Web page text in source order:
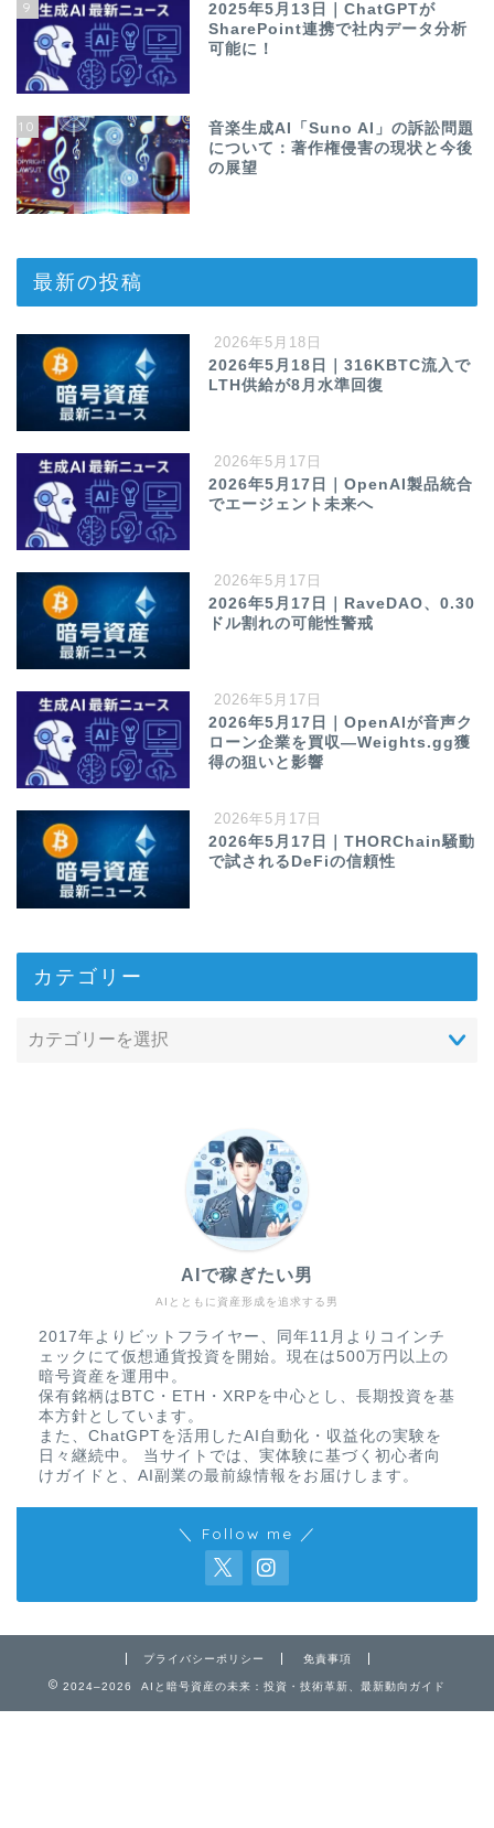
9
2025年5月13日｜ChatGPTが
SharePoint連携で社内データ分析
可能に！
10
音楽生成AI「Suno AI」の訴訟問題
について：著作権侵害の現状と今後
の展望
最新の投稿
2026年5月18日
2026年5月18日｜316KBTC流入で
LTH供給が8月水準回復
2026年5月17日
2026年5月17日｜OpenAI製品統合
でエージェント未来へ
2026年5月17日
2026年5月17日｜RaveDAO、0.30
ドル割れの可能性警戒
2026年5月17日
2026年5月17日｜OpenAIが音声ク
ローン企業を買収—Weights.gg獲
得の狙いと影響
2026年5月17日
2026年5月17日｜THORChain騒動
で試されるDeFiの信頼性
カテゴリー
AIとともに資産形成を追求する男
AIで稼ぎたい男
2017年よりビットフライヤー、同年11月よりコインチ
ェックにて仮想通貨投資を開始。現在は500万円以上の
暗号資産を運用中。
保有銘柄はBTC・ETH・XRPを中心とし、長期投資を基
本方針としています。
また、ChatGPTを活用したAI自動化・収益化の実験を
日々継続中。 当サイトでは、実体験に基づく初心者向
けガイドと、AI副業の最前線情報をお届けします。
＼ Follow me ／
プライバシーポリシー 免責事項
2024–2026 AIと暗号資産の未来：投資・技術革新、最新動向ガイド
免責事項